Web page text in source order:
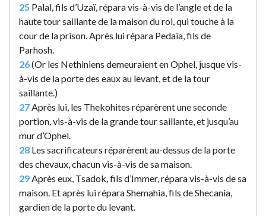
25 Palal, fils d’Uzaï, répara vis-à-vis de l’angle et de la
haute tour saillante de la maison du roi, qui touche à la
cour de la prison. Après lui répara Pedaïa, fils de
Parhosh.
26(Or les Nethiniens demeuraient en Ophel, jusque vis-
à-vis de la porte des eaux au levant, et de la tour
saillante.)
27 Après lui, les Thekohites réparèrent une seconde
portion, vis-à-vis de la grande tour saillante, et jusqu’au
mur d’Ophel.
28 Les sacrificateurs réparèrent au-dessus de la porte
des chevaux, chacun vis-à-vis de sa maison.
29 Après eux, Tsadok, fils d’Immer, répara vis-à-vis de sa
maison. Et après lui répara Shemahia, fils de Shecania,
gardien de la porte du levant.